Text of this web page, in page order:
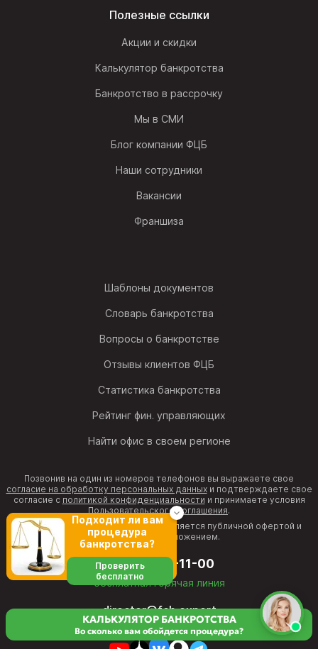
Полезные ссылки
Акции и скидки
Калькулятор банкротства
Банкротство в рассрочку
Мы в СМИ
Блог компании ФЦБ
Наши сотрудники
Вакансии
Франшиза
Шаблоны документов
Словарь банкротства
Вопросы о банкротстве
Отзывы клиентов ФЦБ
Статистика банкротства
Рейтинг фин. управляющих
Найти офис в своем регионе
Позвонив на один из номеров телефонов вы выражаете свое
согласие на обработку персональных данныхи подтверждаете свое
согласие с политикой конфиденциальности и принимаете условия
Пользовательского соглашения.
Информация на веб-странице не является публичной офертой и
рекламным предложением.
8 (800) 511-11-00
бесплатная горячая линия
director@fcb.expert
КАЛЬКУЛЯТОР БАНКРОТСТВА
Во сколько вам обойдется процедура?
Подходит ли вам
процедура
банкротства?
Проверить
бесплатно